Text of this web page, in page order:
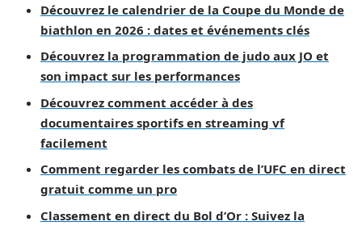
Découvrez le calendrier de la Coupe du Monde de
biathlon en 2026 : dates et événements clés
Découvrez la programmation de judo aux JO et
son impact sur les performances
Découvrez comment accéder à des
documentaires sportifs en streaming vf
facilement
Comment regarder les combats de l’UFC en direct
gratuit comme un pro
Classement en direct du Bol d’Or : Suivez la